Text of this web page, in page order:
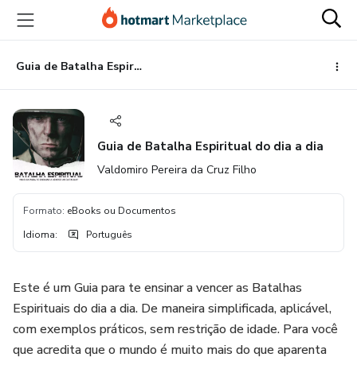
para
conteúdo
principal
para
pagamento
para
rodapé
Guia de Batalha Espiritual do dia a dia
Guia de Batalha Espiritual do dia a dia
Valdomiro Pereira da Cruz Filho
Formato: eBooks ou Documentos
Idioma: Português
Este é um Guia para te ensinar a vencer as Batalhas
Espirituais do dia a dia. De maneira simplificada, aplicável,
com exemplos práticos, sem restrição de idade. Para você
que acredita que o mundo é muito mais do que aparenta